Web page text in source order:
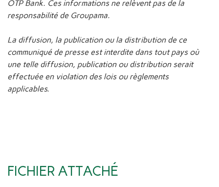
OTP Bank. Ces informations ne relèvent pas de la
responsabilité de Groupama.
La diffusion, la publication ou la distribution de ce
communiqué de presse est interdite dans tout pays où
une telle diffusion, publication ou distribution serait
effectuée en violation des lois ou règlements
applicables.
FICHIER ATTACHÉ